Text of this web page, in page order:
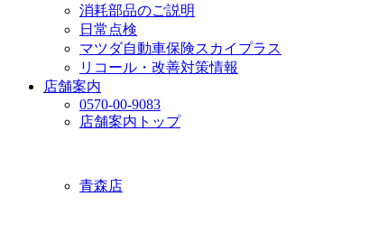
消耗部品のご説明
日常点検
マツダ自動車保険スカイプラス
リコール・改善対策情報
店舗案内
0570-00-9083
店舗案内トップ
青森店